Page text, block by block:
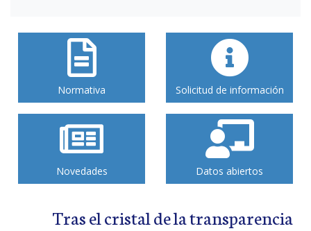
Normativa Solicitud de información
Novedades Datos abiertos
Tras el cristal de la transparencia